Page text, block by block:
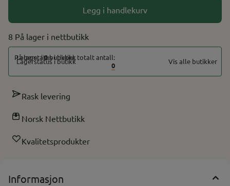
Legg i handlekurv
8 På lager
På lager i0butikker, totalt antall:
0
Vis alle butikker
Rask levering
Norsk Nettbutikk
Kvalitetsprodukter
Informasjon